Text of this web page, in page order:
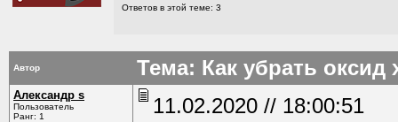
Ответов в этой теме: 3
Автор Тема: Как убрать
Александр s
Пользователь
Ранг: 1
11.02.2020 // 18:00:51